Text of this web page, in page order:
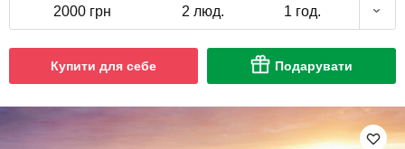
2000 грн 2 люд. 1 год.
Купити для себе Подарувати